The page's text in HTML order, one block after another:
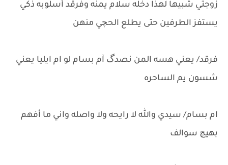
زوجتي شبيها لهذا دخله سلام يمنه وفرقد أسلوبه ذكي
يستفز الطرفين حتى يطلع الحچي منهن
فرقد/ يعني هسه المن نصدگ آم بسام لو ام ايليا يعني
شسون يم الساحره
ام بسام/ سيدي والله لا رايحه ولا واصله واني ما أفهم
بهيچ سوالف